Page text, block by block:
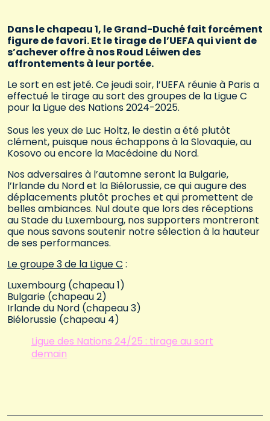
Dans le chapeau 1, le Grand-Duché fait forcément
figure de favori. Et le tirage de l’UEFA qui vient de
s’achever offre à nos Roud Léiwen des
affrontements à leur portée.
Le sort en est jeté. Ce jeudi soir, l’UEFA réunie à Paris a
effectué le tirage au sort des groupes de la Ligue C
pour la Ligue des Nations 2024-2025.
Sous les yeux de Luc Holtz, le destin a été plutôt
clément, puisque nous échappons à la Slovaquie, au
Kosovo ou encore la Macédoine du Nord.
Nos adversaires à l’automne seront la Bulgarie,
l’Irlande du Nord et la Biélorussie, ce qui augure des
déplacements plutôt proches et qui promettent de
belles ambiances. Nul doute que lors des réceptions
au Stade du Luxembourg, nos supporters montreront
que nous savons soutenir notre sélection à la hauteur
de ses performances.
Le groupe 3 de la Ligue C :
Luxembourg (chapeau 1)
Bulgarie (chapeau 2)
Irlande du Nord (chapeau 3)
Biélorussie (chapeau 4)
Ligue des Nations 24/25 : tirage au sort
demain